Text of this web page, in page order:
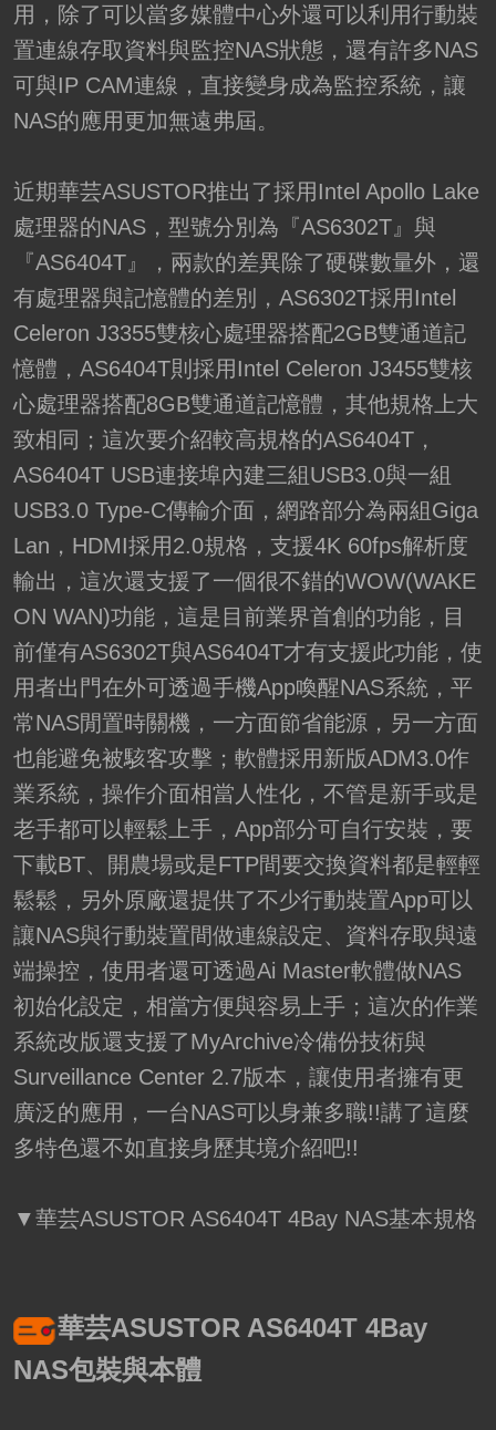
用，除了可以當多媒體中心外還可以利用行動裝
置連線存取資料與監控NAS狀態，還有許多NAS
可與IP CAM連線，直接變身成為監控系統，讓
NAS的應用更加無遠弗屆。
近期華芸ASUSTOR推出了採用Intel Apollo Lake
處理器的NAS，型號分別為『AS6302T』與
『AS6404T』，兩款的差異除了硬碟數量外，還
有處理器與記憶體的差別，AS6302T採用Intel
Celeron J3355雙核心處理器搭配2GB雙通道記
憶體，AS6404T則採用Intel Celeron J3455雙核
心處理器搭配8GB雙通道記憶體，其他規格上大
致相同；這次要介紹較高規格的AS6404T，
AS6404T USB連接埠內建三組USB3.0與一組
USB3.0 Type-C傳輸介面，網路部分為兩組Giga
Lan，HDMI採用2.0規格，支援4K 60fps解析度
輸出，這次還支援了一個很不錯的WOW(WAKE
ON WAN)功能，這是目前業界首創的功能，目
前僅有AS6302T與AS6404T才有支援此功能，使
用者出門在外可透過手機App喚醒NAS系統，平
常NAS閒置時關機，一方面節省能源，另一方面
也能避免被駭客攻擊；軟體採用新版ADM3.0作
業系統，操作介面相當人性化，不管是新手或是
老手都可以輕鬆上手，App部分可自行安裝，要
下載BT、開農場或是FTP間要交換資料都是輕輕
鬆鬆，另外原廠還提供了不少行動裝置App可以
讓NAS與行動裝置間做連線設定、資料存取與遠
端操控，使用者還可透過Ai Master軟體做NAS
初始化設定，相當方便與容易上手；這次的作業
系統改版還支援了MyArchive冷備份技術與
Surveillance Center 2.7版本，讓使用者擁有更
廣泛的應用，一台NAS可以身兼多職!!講了這麼
多特色還不如直接身歷其境介紹吧!!
▼華芸ASUSTOR AS6404T 4Bay NAS基本規格
華芸ASUSTOR AS6404T 4Bay
NAS包裝與本體